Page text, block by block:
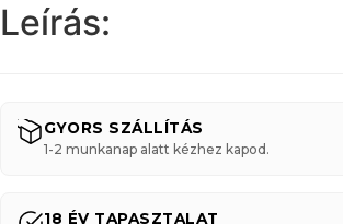
Leírás:
GYORS SZÁLLÍTÁS
1-2 munkanap alatt kézhez kapod.
18 ÉV TAPASZTALAT